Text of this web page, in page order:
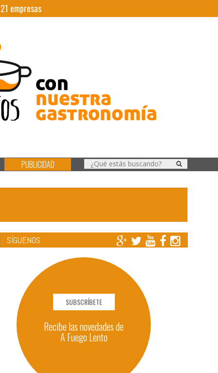
21 empresas
PUBLICIDAD
SÍGUENOS
SUBSCRÍBETE
Recibe las novedades de
A Fuego Lento